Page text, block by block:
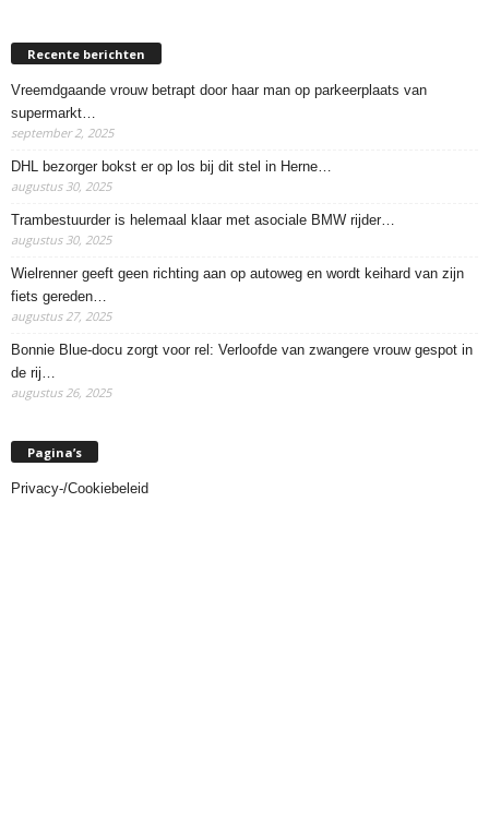
Recente berichten
Vreemdgaande vrouw betrapt door haar man op parkeerplaats van
supermarkt…
september 2, 2025
DHL bezorger bokst er op los bij dit stel in Herne…
augustus 30, 2025
Trambestuurder is helemaal klaar met asociale BMW rijder…
augustus 30, 2025
Wielrenner geeft geen richting aan op autoweg en wordt keihard van zijn
fiets gereden…
augustus 27, 2025
Bonnie Blue-docu zorgt voor rel: Verloofde van zwangere vrouw gespot in
de rij…
augustus 26, 2025
Pagina’s
Privacy-/Cookiebeleid